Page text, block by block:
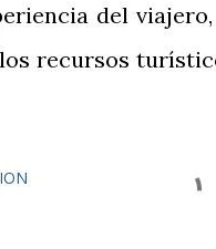
del
recursos